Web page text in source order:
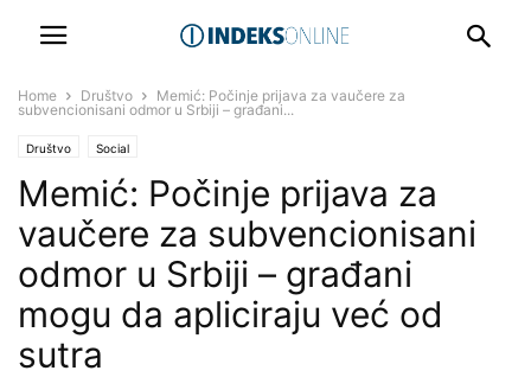
Home Društvo
Memić: Počinje prijava za vaučere za
subvencionisani odmor u Srbiji – građani...
Društvo Social
Memić: Počinje prijava za
vaučere za subvencionisani
odmor u Srbiji – građani
mogu da apliciraju već od
sutra